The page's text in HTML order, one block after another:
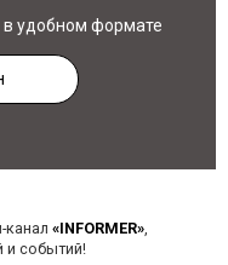
удобном формате
канал «INFORMER»,
и событий!